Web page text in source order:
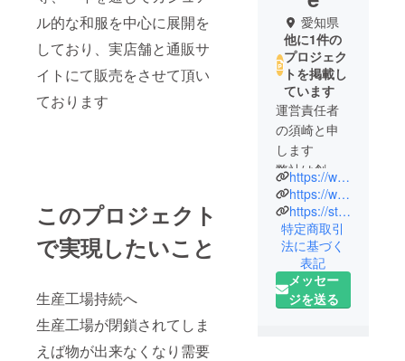
ル的な和服を中心に展開を
しており、実店舗と通販サ
イトにて販売をさせて頂い
ております
このプロジェクト
で実現したいこと
生産工場持続へ
生産工場が閉鎖されてしま
えば物が出来なくなり需要
愛知県
他に1件の
プロジェク
トを掲載し
ています
運営責任者
の須崎と申
します
弊社は創業
60年、通販
サイトは運
営18年とま
だまだ浅い
ですが
少しでもお
客様に求め
https://www.himeka.jp/
https://www.rakuten.ne.jp/gold/himeka/
https://store.shopping.yahoo.co.jp/himeka-wa-samue/
特定商取引
法に基づく
表記
メッセー
ジを送る